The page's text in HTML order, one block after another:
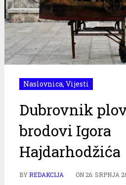
Naslovnica, Vijesti
Dubrovnik
brodovi Igora
Hajdarhodžića
BYREDAKCIJA ON 26. SRPNJA